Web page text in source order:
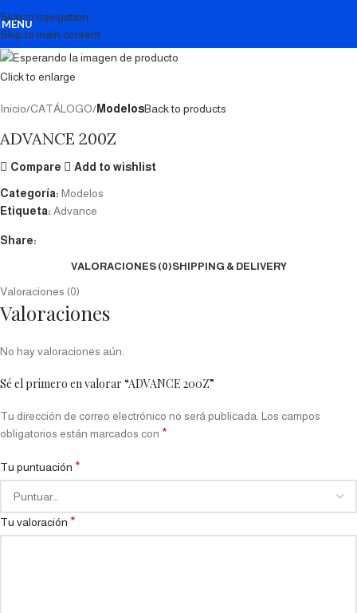
Skip to navigation
Skip to main content
MENU
Click to enlarge
Inicio CATÁLOGO ModelosBack to products
ADVANCE 200Z
Compare Add to wishlist
Categoría: Modelos
Etiqueta: Advance
Share:
VALORACIONES (0)SHIPPING & DELIVERY
Valoraciones (0)
Valoraciones
No hay valoraciones aún.
Sé el primero en valorar “ADVANCE 200Z”
Tu dirección de correo electrónico no será publicada. Los campos
obligatorios están marcados con *
Tu puntuación *
Tu valoración *